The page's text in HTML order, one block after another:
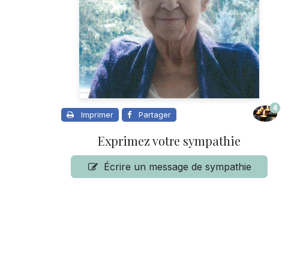
Imprimer Partager
4
Exprimez votre sympathie
Écrire un message de sympathie